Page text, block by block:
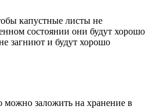
капустные листы не
состоянии они будут хорошо
загниют и будут хорошо
можно заложить на хранение в